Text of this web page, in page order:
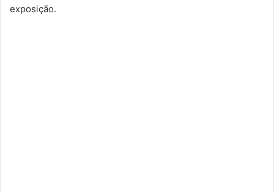
exposição.